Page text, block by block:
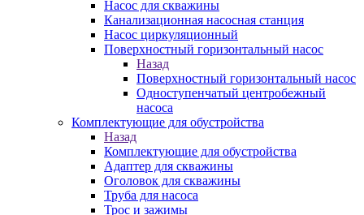
Насос для скважины
Канализационная насосная станция
Насос циркуляционный
Поверхностный горизонтальный насос
Назад
Поверхностный горизонтальный насос
Одноступенчатый центробежный
насоса
Комплектующие для обустройства
Назад
Комплектующие для обустройства
Адаптер для скважины
Оголовок для скважины
Труба для насоса
Трос и зажимы